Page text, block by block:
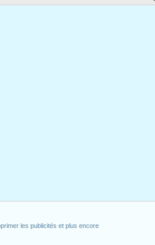
les publicités et plus encore